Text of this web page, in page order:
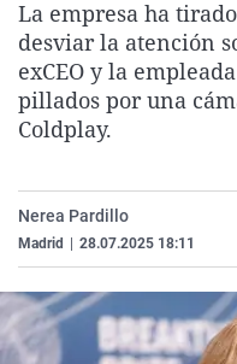
La empresa ha
desviar la atención
exCEO y la
pillados por una
Coldplay.
Nerea Pardillo
Madrid 28.07.2025 18:11